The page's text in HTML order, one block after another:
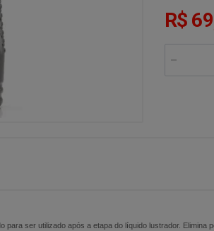
R$
para ser utilizado após a etapa do líquido lustrador.